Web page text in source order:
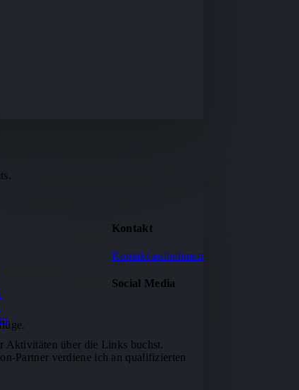
Kontakt
Kontakt aufnehmen
Social Media
Aktivitäten über die Links buchst.
Partner verdiene ich an qualifizierten